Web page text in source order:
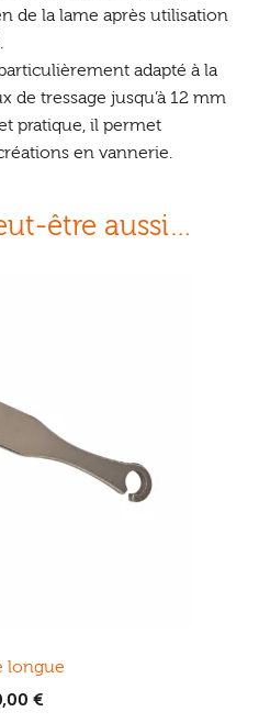
de la lame après utilisation
adapté à la
de tressage jusqu’à 12 mm
pratique, il permet
en vannerie.
être aussi…
longue
€